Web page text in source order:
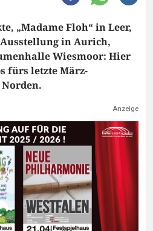
„Madame Floh“ in Leer,
in Aurich,
Wiesmoor: Hier
fürs letzte März-
Norden.
Anzeige